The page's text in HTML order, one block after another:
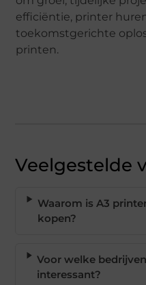
efficiëntie, printer
toekomstgerichte
printen.
Veelgestelde
Waarom is A3
kopen?
Voor welke
interessant?